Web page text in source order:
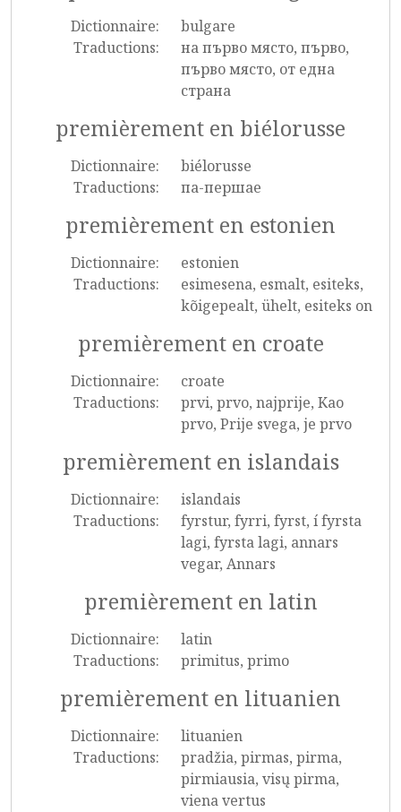
Dictionnaire:
bulgare
Traductions:
на първо място, първо,
първо място, от една
страна
premièrement en biélorusse
Dictionnaire:
biélorusse
Traductions:
па-першае
premièrement en estonien
Dictionnaire:
estonien
Traductions:
esimesena, esmalt, esiteks,
kõigepealt, ühelt, esiteks on
premièrement en croate
Dictionnaire:
croate
Traductions:
prvi, prvo, najprije, Kao
prvo, Prije svega, je prvo
premièrement en islandais
Dictionnaire:
islandais
Traductions:
fyrstur, fyrri, fyrst, í fyrsta
lagi, fyrsta lagi, annars
vegar, Annars
premièrement en latin
Dictionnaire:
latin
Traductions:
primitus, primo
premièrement en lituanien
Dictionnaire:
lituanien
Traductions:
pradžia, pirmas, pirma,
pirmiausia, visų pirma,
viena vertus